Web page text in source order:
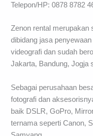
Telepon/HP: 0878 8782
Zenon rental merupakan
dibidang jasa
videografi dan sudah
Jakarta, Bandung, Jogja
Sebagai perusahaan
fotografi dan
baik DSLR, GoPro,
ternama seperti Canon,